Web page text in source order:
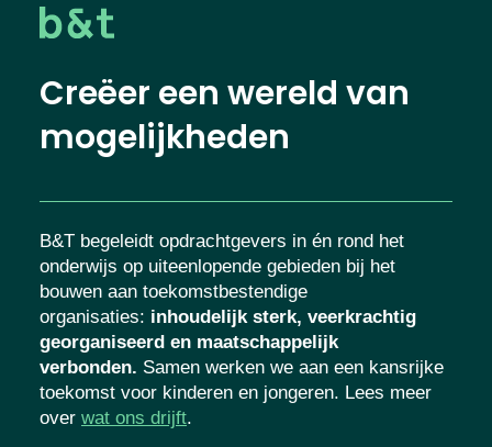
Creëer een wereld van
mogelijkheden
B&T begeleidt opdrachtgevers in én rond het
onderwijs op uiteenlopende gebieden bij het
bouwen aan toekomstbestendige
organisaties: inhoudelijk sterk, veerkrachtig
georganiseerd en maatschappelijk
verbonden. Samen werken we aan een kansrijke
toekomst voor kinderen en jongeren. Lees meer
over wat ons drijft.